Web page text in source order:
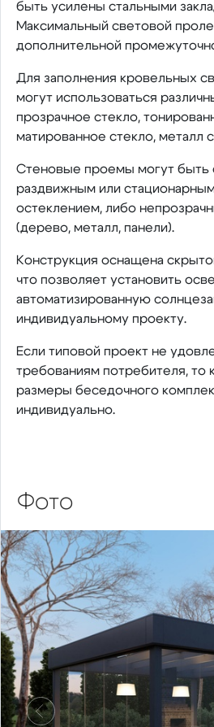
быть усилены стальными
Максимальный световой
дополнительной
Для заполнения кровельных
могут использоваться
прозрачное стекло,
матированное стекло, металл
Стеновые проемы могут быть
раздвижным или
остеклением, либо
(дерево, металл, панели).
Конструкция оснащена
что позволяет установить
автоматизированную
индивидуальному проекту.
Если типовой проект не
требованиям потребителя, то
размеры беседочного
индивидуально.
Фото
Предыдущий